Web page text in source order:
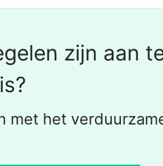
zijn aan
met het